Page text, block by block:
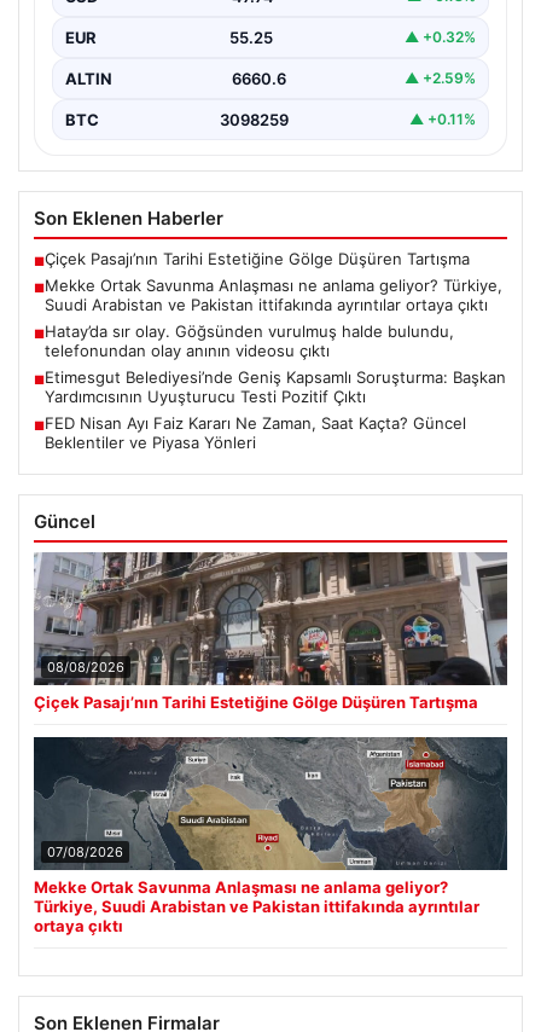
EUR 55.25 ▲ +0.32%
ALTIN 6660.6 ▲ +2.59%
BTC 3098259 ▲ +0.11%
Son Eklenen Haberler
■Çiçek Pasajı’nın Tarihi Estetiğine Gölge Düşüren Tartışma
■Mekke Ortak Savunma Anlaşması ne anlama geliyor? Türkiye,
Suudi Arabistan ve Pakistan ittifakında ayrıntılar ortaya çıktı
■Hatay’da sır olay. Göğsünden vurulmuş halde bulundu,
telefonundan olay anının videosu çıktı
■Etimesgut Belediyesi’nde Geniş Kapsamlı Soruşturma: Başkan
Yardımcısının Uyuşturucu Testi Pozitif Çıktı
■FED Nisan Ayı Faiz Kararı Ne Zaman, Saat Kaçta? Güncel
Beklentiler ve Piyasa Yönleri
Güncel
08/08/2026
Çiçek Pasajı’nın Tarihi Estetiğine Gölge Düşüren Tartışma
07/08/2026
Mekke Ortak Savunma Anlaşması ne anlama geliyor?
Türkiye, Suudi Arabistan ve Pakistan ittifakında ayrıntılar
ortaya çıktı
Son Eklenen Firmalar